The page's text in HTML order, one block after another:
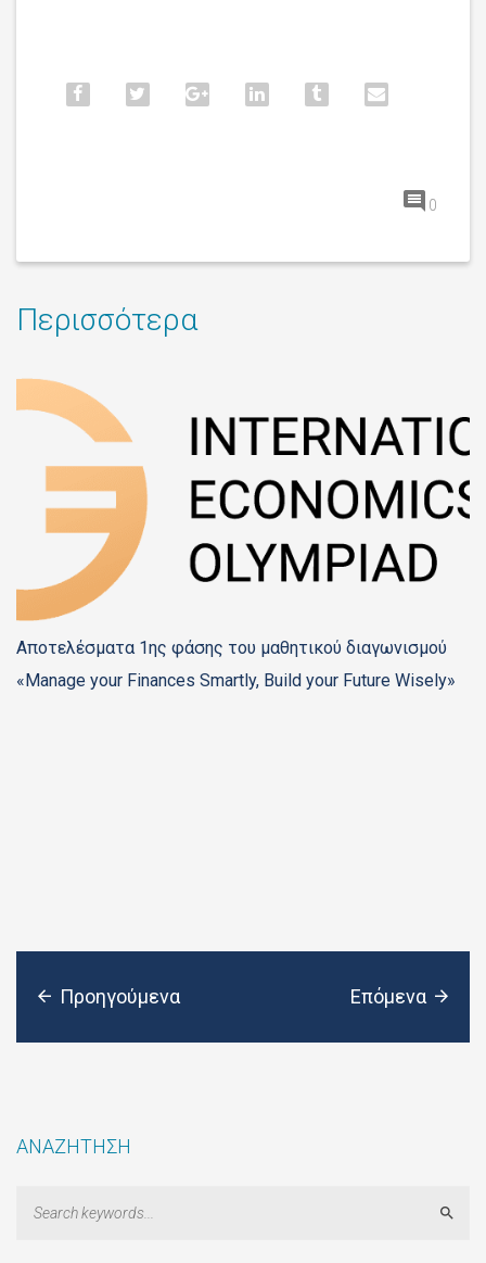
0
Περισσότερα
Αποτελέσματα 1ης φάσης του μαθητικού διαγωνισμού
«Manage your Finances Smartly, Build your Future Wisely»
Προηγούμενα Επόμενα
ΑΝΑΖΗΤΗΣΗ